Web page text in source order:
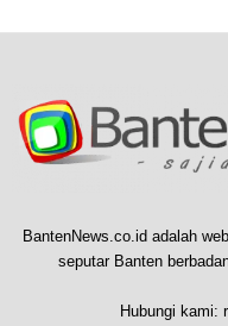
BantenNews.co.id adalah
seputar Banten
Hubungi kami: